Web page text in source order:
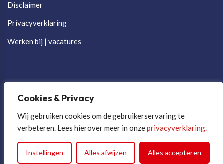
Cookies & Privacy
Wij gebruiken cookies om de gebruikerservaring te
verbeteren. Lees hierover meer in onzeprivacyverklaring.
Instellingen Alles afwijzen Alles accepteren
Disclaimer
Privacyverklaring
Werken bij | vacatures
Cookievoorkeuren aanpassen